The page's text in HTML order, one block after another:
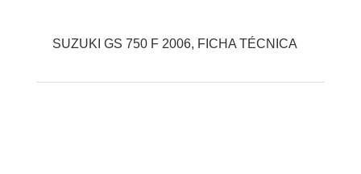
SUZUKI GS 750 F 2006, FICHA TÉCNICA